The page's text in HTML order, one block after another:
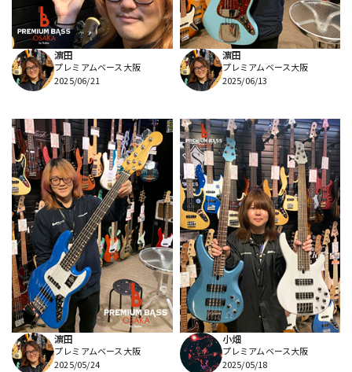
濵田
プレミアムベース大阪
2025/06/21
濵田
プレミアムベース大阪
2025/06/13
濵田
プレミアムベース大阪
2025/05/24
小畑
プレミアムベース大阪
2025/05/18